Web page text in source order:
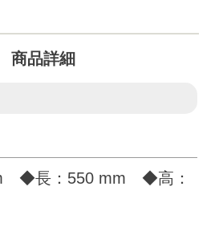
商品詳細
◆長：550 mm ◆高：